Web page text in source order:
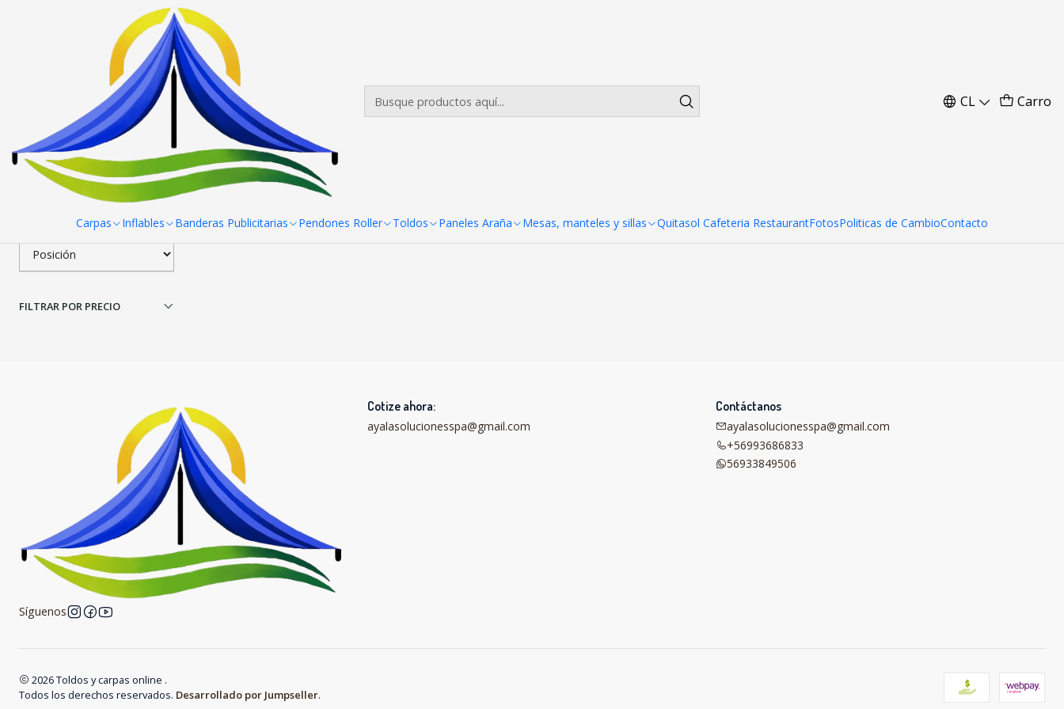
CL Carro
Carpas Inflables Banderas Publicitarias Pendones Roller Toldos Paneles Araña Mesas, manteles y sillas Quitasol Cafeteria RestaurantFotosPoliticas de CambioContacto
Toldos 2x3 Fierro blanco Reforzado
Toldos 2x3 Fierro blanco Reforzado
Filtrar Productos
1-1 de 1 productos
Aplicar filtros
ORDENAR POR
FILTRAR POR PRECIO
|
Toldos 2x3 Fierro blanco Reforzado
Síguenos
Cotize ahora:
ayalasolucionesspa@gmail.com
Contáctanos
ayalasolucionesspa@gmail.com
+56993686833
56933849506
2026 Toldos y carpas online .
Todos los derechos reservados. Desarrollado por Jumpseller.